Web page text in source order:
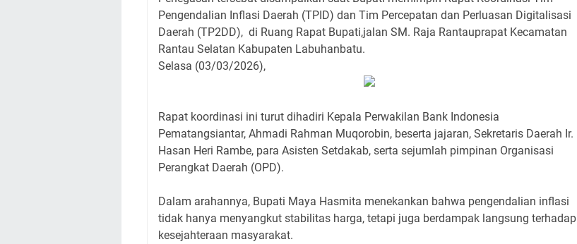
Pengendalian Inflasi Daerah (TPID) dan Tim Percepatan dan Perluasan Digitalisasi
Daerah (TP2DD), di Ruang Rapat Bupati,jalan SM. Raja Rantauprapat Kecamatan
Rantau Selatan Kabupaten Labuhanbatu.
Selasa (03/03/2026),
Rapat koordinasi ini turut dihadiri Kepala Perwakilan Bank Indonesia
Pematangsiantar, Ahmadi Rahman Muqorobin, beserta jajaran, Sekretaris Daerah Ir.
Hasan Heri Rambe, para Asisten Setdakab, serta sejumlah pimpinan Organisasi
Perangkat Daerah (OPD).
Dalam arahannya, Bupati Maya Hasmita menekankan bahwa pengendalian inflasi
tidak hanya menyangkut stabilitas harga, tetapi juga berdampak langsung terhadap
kesejahteraan masyarakat.